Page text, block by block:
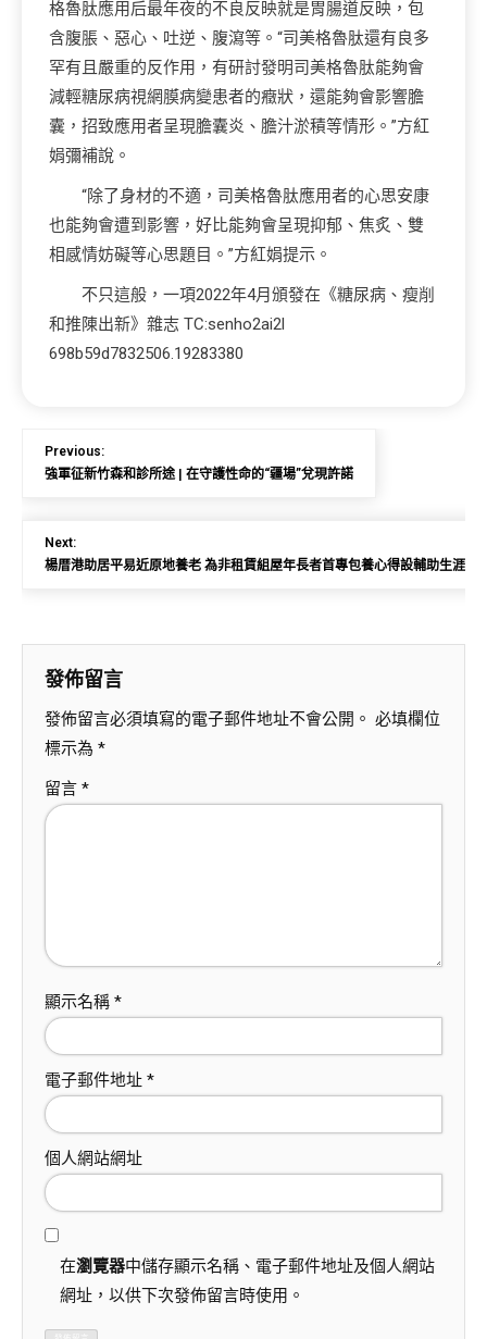
格魯肽應用后最年夜的不良反映就是胃腸道反映，包
含腹脹、惡心、吐逆、腹瀉等。“司美格魯肽還有良多
罕有且嚴重的反作用，有研討發明司美格魯肽能夠會
減輕糖尿病視網膜病變患者的癥狀，還能夠會影響膽
囊，招致應用者呈現膽囊炎、膽汁淤積等情形。”方紅
娟彌補說。
“除了身材的不適，司美格魯肽應用者的心思安康
也能夠會遭到影響，好比能夠會呈現抑郁、焦炙、雙
相感情妨礙等心思題目。”方紅娟提示。
不只這般，一項2022年4月頒發在《糖尿病、瘦削
和推陳出新》雜志 TC:senho2ai2l
698b59d7832506.19283380
Previous:
強軍征新竹森和診所途 | 在守護性命的“疆場”兌現許諾
Next:
楊厝港助居平易近原地養老 為非租賃組屋年長者首專包養心得設輔助生涯服
發佈留言
發佈留言必須填寫的電子郵件地址不會公開。 必填欄位
標示為 *
留言 *
顯示名稱 *
電子郵件地址 *
個人網站網址
在瀏覽器中儲存顯示名稱、電子郵件地址及個人網站
網址，以供下次發佈留言時使用。